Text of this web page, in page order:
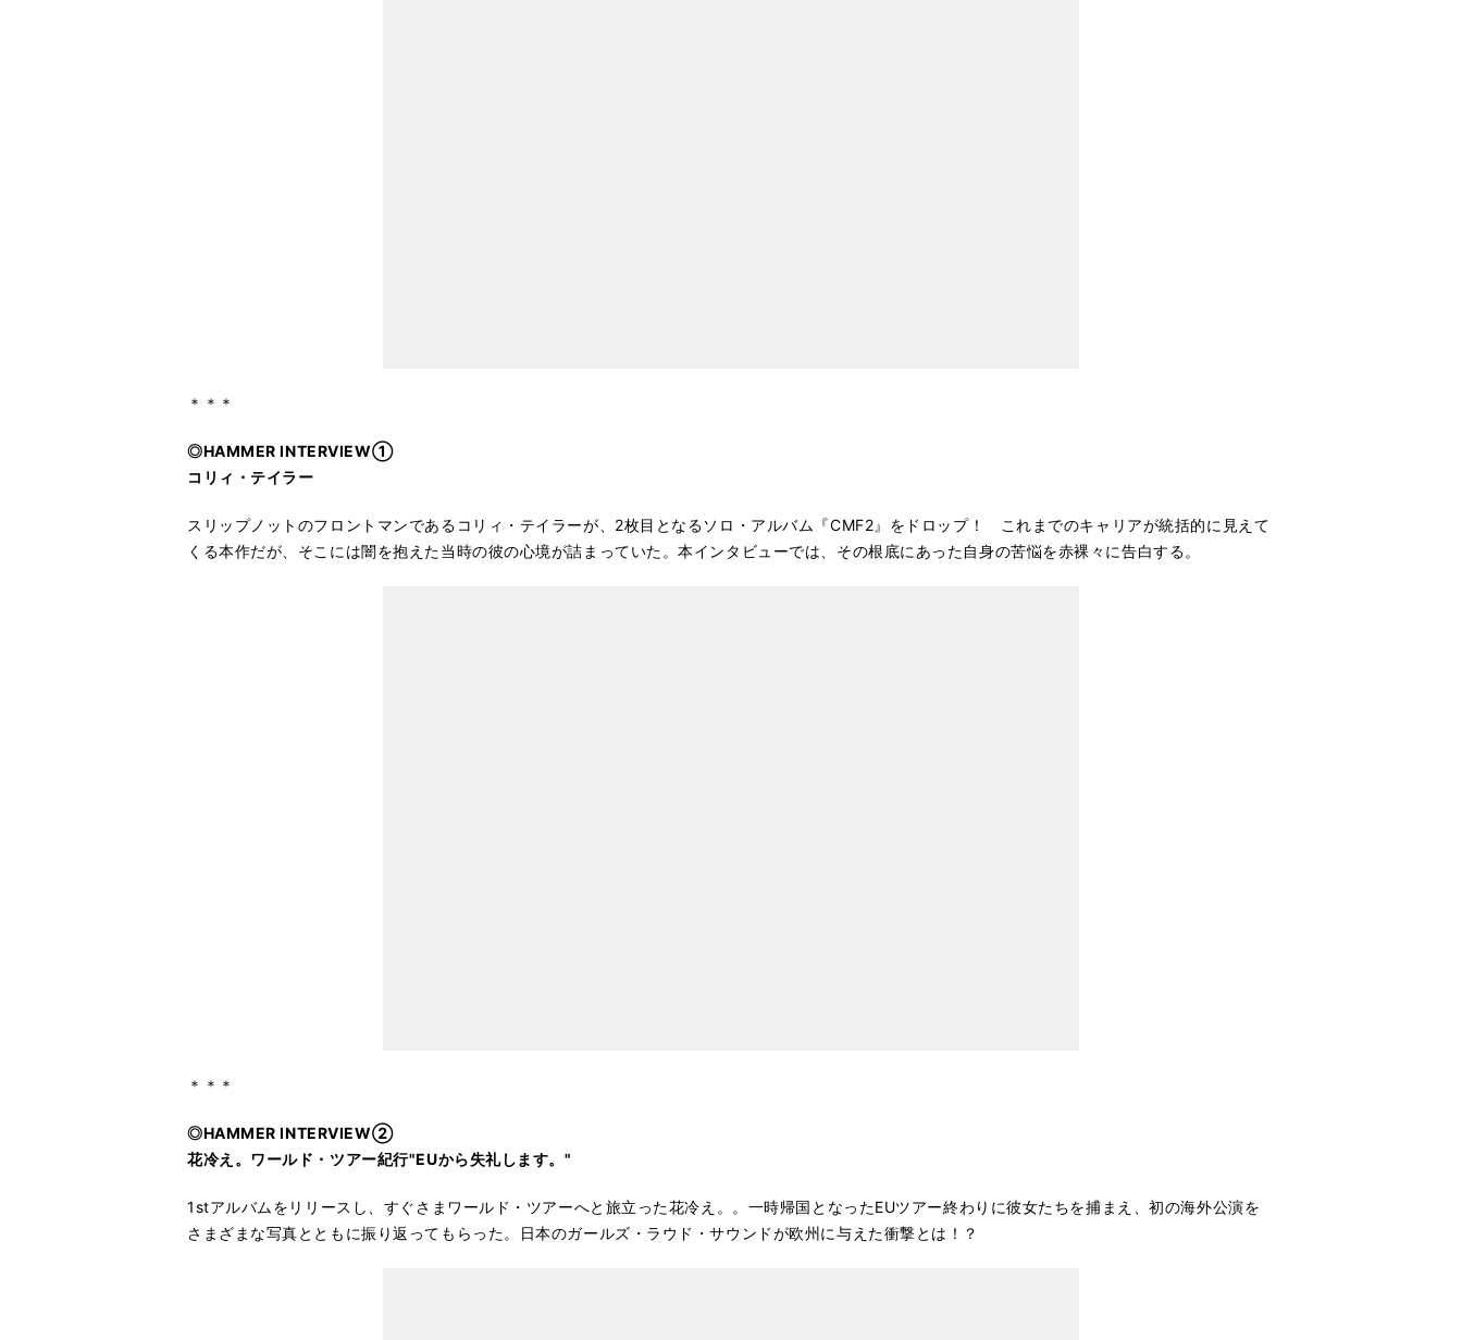
＊＊＊
◎HAMMER INTERVIEW①
コリィ・テイラー
スリップノットのフロントマンであるコリィ・テイラーが、2枚目となるソロ・アルバム『CMF2』をドロップ！ これまでのキャリアが統括的に見えて
くる本作だが、そこには闇を抱えた当時の彼の心境が詰まっていた。本インタビューでは、その根底にあった自身の苦悩を赤裸々に告白する。
＊＊＊
◎HAMMER INTERVIEW②
花冷え。ワールド・ツアー紀行"EUから失礼します。"
1stアルバムをリリースし、すぐさまワールド・ツアーへと旅立った花冷え。。一時帰国となったEUツアー終わりに彼女たちを捕まえ、初の海外公演を
さまざまな写真とともに振り返ってもらった。日本のガールズ・ラウド・サウンドが欧州に与えた衝撃とは！？